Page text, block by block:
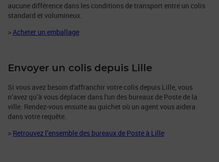
aucune différence dans les conditions de transport entre un colis
standard et volumineux.
>Acheter un emballage
Envoyer un colis depuis Lille
Si vous avez besoin d'affranchir votre colis depuis Lille, vous
n’avez qu’à vous déplacer dans l'un des bureaux de Poste de la
ville. Rendez-vous ensuite au guichet où un agent vous aidera
dans votre requête.
> Retrouvez l’ensemble des bureaux de Poste à Lille